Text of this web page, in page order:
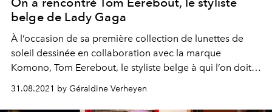
belge de Lady Gaga
À l’occasion de sa première collection de lunettes de
soleil dessinée en collaboration avec la marque
Komono, Tom Eerebout, le styliste belge à qui l’on doit
confié à L’Officiel Belgique.
31.08.2021 by Géraldine Verheyen